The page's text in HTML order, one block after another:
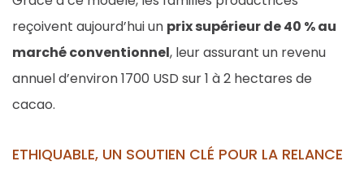
reçoivent aujourd’hui un prix supérieur de 40 % au
marché conventionnel, leur assurant un revenu
annuel d’environ 1700 USD sur 1 à 2 hectares de
cacao.
ETHIQUABLE, UN SOUTIEN CLÉ POUR LA RELANCE